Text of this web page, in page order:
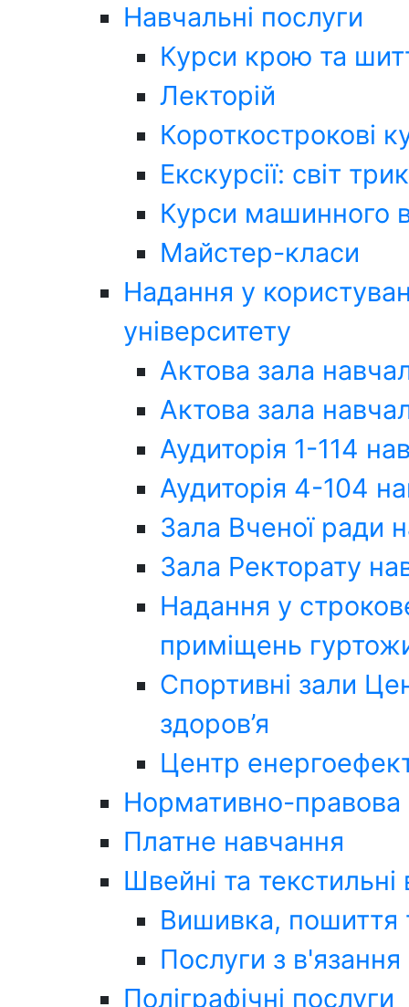
Навчальні послуги
Курси крою та
Лекторій
Короткострокові
Екскурсії: світ
Курси машинного
Майстер-класи
Надання у
університету
Актова зала
Актова зала
Аудиторія 1-114
Аудиторія 4-104
Зала Вченої ради
Зала Ректорату
Надання у
приміщень
Спортивні зали
здоров’я
Центр
Нормативно-правова
Платне навчання
Швейні та
Вишивка, пошиття
Послуги з
Поліграфічні послуги